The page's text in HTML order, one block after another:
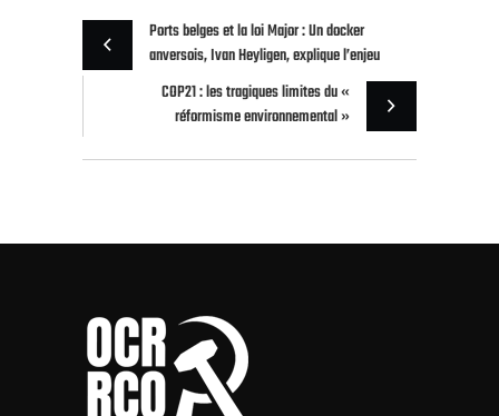
Ports belges et la loi Major : Un docker
anversois, Ivan Heyligen, explique l’enjeu
COP21 : les tragiques limites du «
réformisme environnemental »